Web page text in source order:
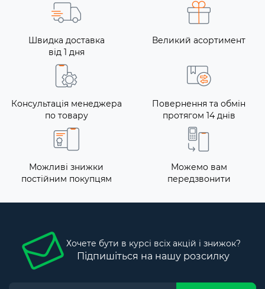
Швидка доставка
від 1 дня
Великий асортимент
Консультація менеджера
по товару
Повернення та обмін
протягом 14 днів
Можливі знижки
постійним покупцям
Можемо вам
передзвонити
Хочете бути в курсі всіх акцій і знижок?
Підпишіться на нашу розсилку